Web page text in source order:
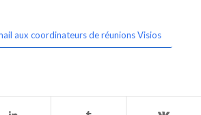
aux coordinateurs de réunions Visios